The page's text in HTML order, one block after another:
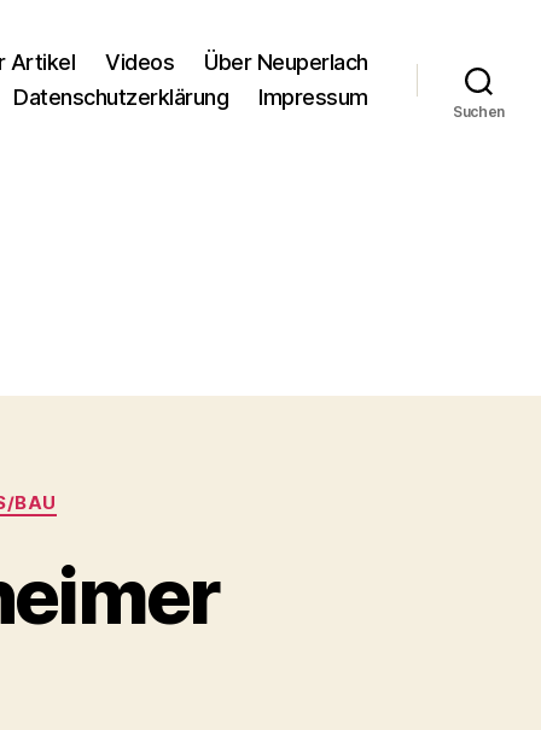
Artikel Videos
Über Neuperlach
Datenschutzerklärung Impressum
Suchen
BAU